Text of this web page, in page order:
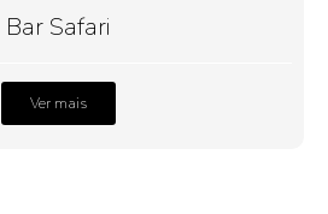
Bar Safari
Ver mais